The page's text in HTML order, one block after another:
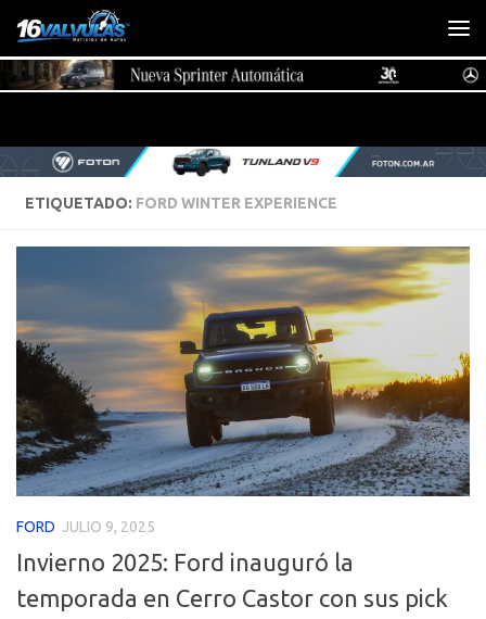
Saltar al contenido
ETIQUETADO: FORD WINTER EXPERIENCE
FORD JULIO 9, 2025
Invierno 2025: Ford inauguró la
temporada en Cerro Castor con sus pick